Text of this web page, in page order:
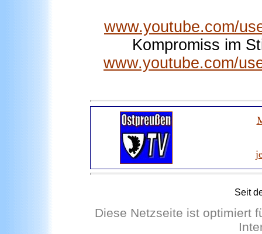
www.youtube.com/
Kompromiss im
www.youtube.com/
Seit
Diese Netzseite ist optimiert